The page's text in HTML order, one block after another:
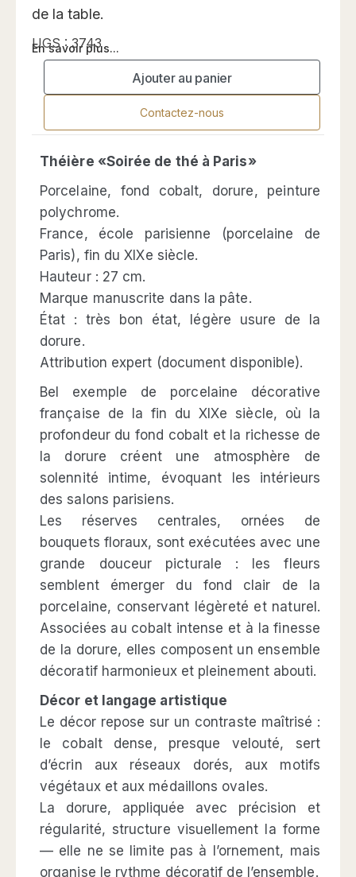
de la table.
En savoir plus...
UGS :3743
Ajouter au panier
Contactez-nous
Théière «Soirée de thé à Paris»
Porcelaine, fond cobalt, dorure, peinture
polychrome.
France, école parisienne (porcelaine de
Paris), fin du XIXe siècle.
Hauteur : 27 cm.
Marque manuscrite dans la pâte.
État : très bon état, légère usure de la
dorure.
Attribution expert (document disponible).
Bel exemple de porcelaine décorative
française de la fin du XIXe siècle, où la
profondeur du fond cobalt et la richesse de
la dorure créent une atmosphère de
solennité intime, évoquant les intérieurs
des salons parisiens.
Les réserves centrales, ornées de
bouquets floraux, sont exécutées avec une
grande douceur picturale : les fleurs
semblent émerger du fond clair de la
porcelaine, conservant légèreté et naturel.
Associées au cobalt intense et à la finesse
de la dorure, elles composent un ensemble
décoratif harmonieux et pleinement abouti.
Décor et langage artistique
Le décor repose sur un contraste maîtrisé :
le cobalt dense, presque velouté, sert
d’écrin aux réseaux dorés, aux motifs
végétaux et aux médaillons ovales.
La dorure, appliquée avec précision et
régularité, structure visuellement la forme
— elle ne se limite pas à l’ornement, mais
organise le rythme décoratif de l’ensemble.